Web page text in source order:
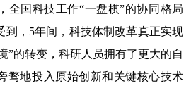
全国科技工作“一盘棋”的协同格局
到，5年间，科技体制改革真正实现
”的转变，科研人员拥有了更大的自
骛地投入原始创新和关键核心技术